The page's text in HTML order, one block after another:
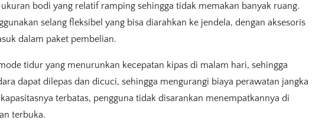
bodi yang relatif ramping sehingga tidak memakan banyak ruang.
selang fleksibel yang bisa diarahkan ke jendela, dengan aksesoris
dalam paket pembelian.
tidur yang menurunkan kecepatan kipas di malam hari, sehingga
dapat dilepas dan dicuci, sehingga mengurangi biaya perawatan jangka
terbatas, pengguna tidak disarankan menempatkannya di
terbuka.